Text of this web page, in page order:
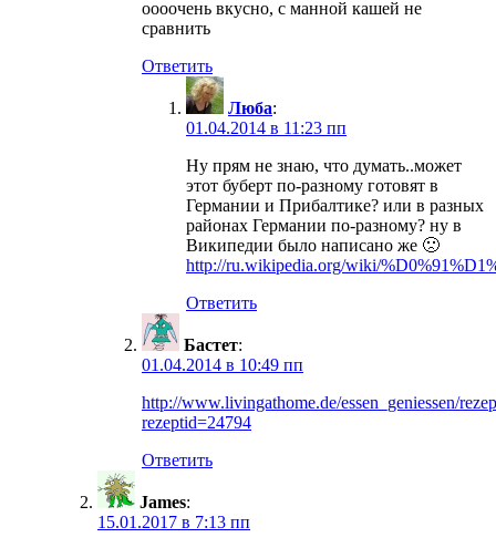
оооочень вкусно, с манной кашей не
сравнить
Ответить
Люба:
01.04.2014 в 11:23 пп
Ну прям не знаю, что думать..может
этот буберт по-разному готовят в
Германии и Прибалтике? или в разных
районах Германии по-разному? ну в
Википедии было написано же 🙁
http://ru.wikipedia.org/wiki/
Ответить
Бастет:
01.04.2014 в 10:49 пп
http://www.livingathome.de/essen_geniessen/
rezeptid=24794
Ответить
James:
15.01.2017 в 7:13 пп